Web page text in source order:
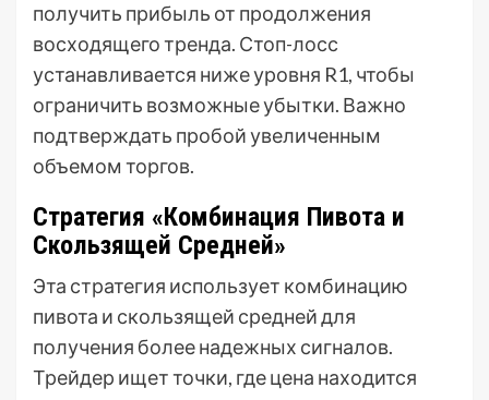
получить прибыль от продолжения
восходящего тренда. Стоп-лосс
устанавливается ниже уровня R1, чтобы
ограничить возможные убытки. Важно
подтверждать пробой увеличенным
объемом торгов.
Стратегия «Комбинация Пивота и
Скользящей Средней»
Эта стратегия использует комбинацию
пивота и скользящей средней для
получения более надежных сигналов.
Трейдер ищет точки, где цена находится